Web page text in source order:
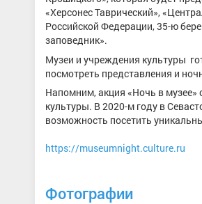
«Херсонес Таврический»,
Российской Федерации, 35-ю
заповедник».
Музеи и учреждения культуры
посмотреть представления и
Напомним, акция «Ночь в музее»
культуры. В 2020-м году в
возможность посетить
https://museumnight.culture.ru
Фотографии